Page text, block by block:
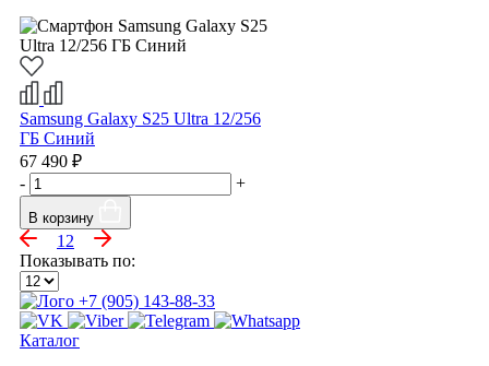
Samsung Galaxy S25 Ultra 12/256
ГБ Синий
67 490 ₽
-
+
В корзину
1 2
Показывать по:
+7 (905) 143-88-33
Каталог